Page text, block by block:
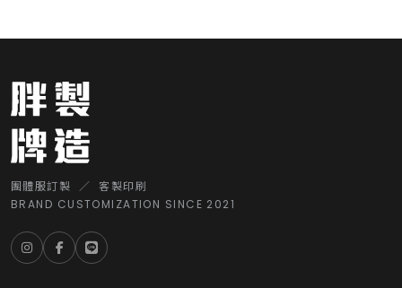
團體服訂製 ／ 客製印刷
BRAND CUSTOMIZATION SINCE 2021